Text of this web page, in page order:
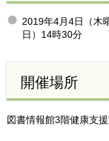
2019年4月4日（木
日）14時30分
開催場所
図書情報館3階健康支